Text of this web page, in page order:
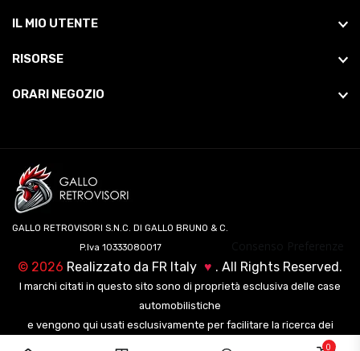
0
IL MIO UTENTE
RISORSE
ORARI NEGOZIO
GALLO RETROVISORI S.N.C. DI GALLO BRUNO & C.
P.Iva 10333080017
© 2026 Realizzato da FR Italy ♥ . All Rights Reserved.
I marchi citati in questo sito sono di proprietà esclusiva delle case
automobilistiche
e vengono qui usati esclusivamente per facilitare la ricerca dei